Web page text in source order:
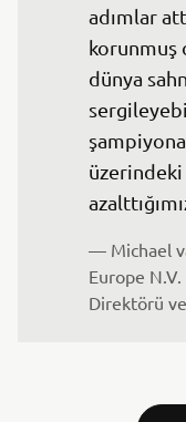
adımlar
korunmuş
dünya
— Michael
Europe
Direktörü